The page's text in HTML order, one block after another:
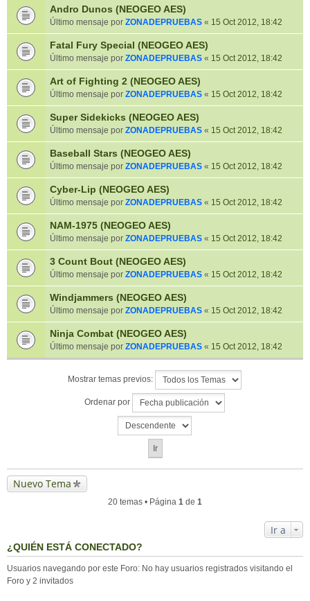
Andro Dunos (NEOGEO AES)
Último mensaje por ZONADEPRUEBAS « 15 Oct 2012, 18:42
Fatal Fury Special (NEOGEO AES)
Último mensaje por ZONADEPRUEBAS « 15 Oct 2012, 18:42
Art of Fighting 2 (NEOGEO AES)
Último mensaje por ZONADEPRUEBAS « 15 Oct 2012, 18:42
Super Sidekicks (NEOGEO AES)
Último mensaje por ZONADEPRUEBAS « 15 Oct 2012, 18:42
Baseball Stars (NEOGEO AES)
Último mensaje por ZONADEPRUEBAS « 15 Oct 2012, 18:42
Cyber-Lip (NEOGEO AES)
Último mensaje por ZONADEPRUEBAS « 15 Oct 2012, 18:42
NAM-1975 (NEOGEO AES)
Último mensaje por ZONADEPRUEBAS « 15 Oct 2012, 18:42
3 Count Bout (NEOGEO AES)
Último mensaje por ZONADEPRUEBAS « 15 Oct 2012, 18:42
Windjammers (NEOGEO AES)
Último mensaje por ZONADEPRUEBAS « 15 Oct 2012, 18:42
Ninja Combat (NEOGEO AES)
Último mensaje por ZONADEPRUEBAS « 15 Oct 2012, 18:42
Mostrar temas previos:
Ordenar por
Nuevo Tema
20 temas • Página 1 de 1
Ir a
¿QUIÉN ESTÁ CONECTADO?
Usuarios navegando por este Foro: No hay usuarios registrados visitando el
Foro y 2 invitados